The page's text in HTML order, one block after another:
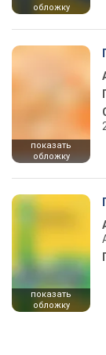
обложку
показать
обложку
показать
обложку